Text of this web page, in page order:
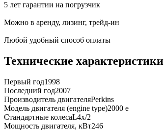
5 лет гарантии на погрузчик
Можно в аренду, лизинг, трейд-ин
Любой удобный способ оплаты
Технические характеристики
Первый год1998
Последний год2007
Производитель двигателяPerkins
Модель двигателя (engine type)2000 e
Стандартные колесаL4x/2
Мощность двигателя, кВт246